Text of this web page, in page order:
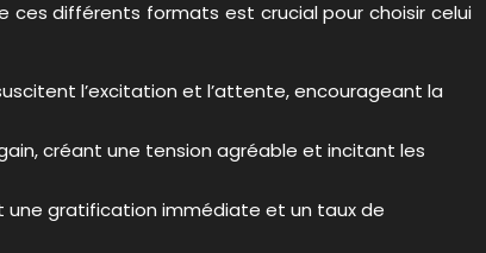
ces différents formats est crucial pour choisir celui
l’excitation et l’attente, encourageant la
créant une tension agréable et incitant les
une gratification immédiate et un taux de